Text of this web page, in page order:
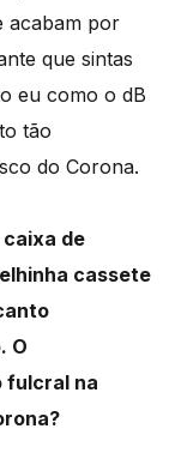
acabam por
que sintas
eu como o dB
tão
do Corona.
caixa de
cassete
O
fulcral na